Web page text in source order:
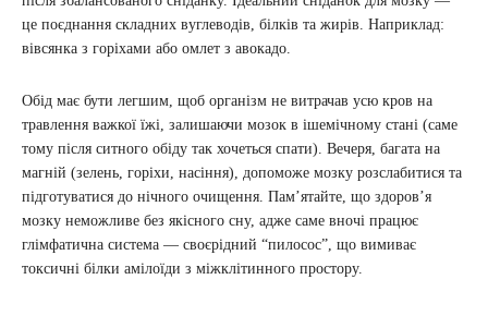
це поєднання складних вуглеводів, білків та жирів. Наприклад:
вівсянка з горіхами або омлет з авокадо.
Обід має бути легшим, щоб організм не витрачав усю кров на
травлення важкої їжі, залишаючи мозок в ішемічному стані (саме
тому після ситного обіду так хочеться спати). Вечеря, багата на
магній (зелень, горіхи, насіння), допоможе мозку розслабитися та
підготуватися до нічного очищення. Пам’ятайте, що здоров’я
мозку неможливе без якісного сну, адже саме вночі працює
глімфатична система — своєрідний “пилосос”, що вимиває
токсичні білки амілоїди з міжклітинного простору.